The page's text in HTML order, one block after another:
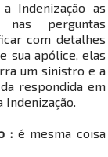
Indenização as
nas perguntas
com detalhes
sua apólice, elas
um sinistro e a
respondida em
Indenização.
:é mesma coisa